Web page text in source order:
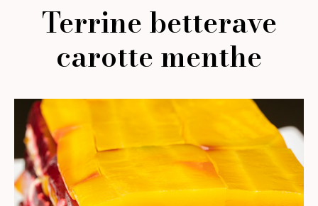
Terrine betterave
carotte menthe